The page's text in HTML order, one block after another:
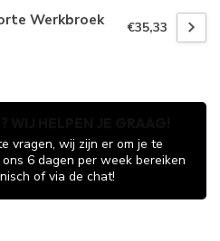
Werkbroek €35,33
vragen, wij zijn er om je te
6 dagen per week bereiken
of via de chat!